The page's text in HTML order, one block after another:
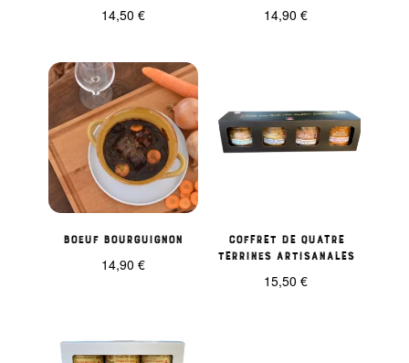
14,50 € 14,90€
Boeuf Bourguignon
14,90 €
Coffret de quatre
terrines artisanales
15,50€